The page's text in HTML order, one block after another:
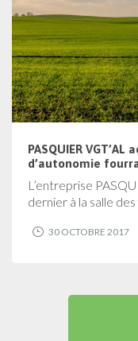
PASQUIER
d’autonomie
L’entreprise
dernier à la salle
30 OCTOBRE 2017